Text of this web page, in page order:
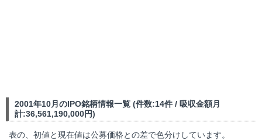
2001年10月のIPO銘柄情報一覧 (件数:14件 / 吸収金額月
計:36,561,190,000円)
表の、初値と現在値は公募価格との差で色分けしています。